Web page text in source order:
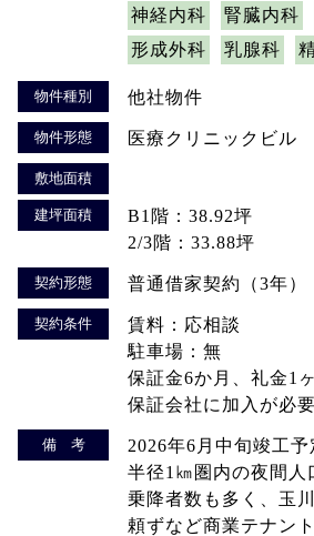
神経内科
腎臓内科
形成外科
乳腺科
物件種別 他社物件
物件形態 医療クリニックビル
敷地面積
建坪面積
B1階：38.92坪
2/3階：33.88坪
契約形態 普通借家契約（3年）
契約条件
賃料：応相談
駐車場：無
保証金6か月、礼金1
保証会社に加入が必要
備 考
2026年6月中旬竣工予
半径1㎞圏内の夜間人
乗降者数も多く、玉
頼ずなど商業テナン